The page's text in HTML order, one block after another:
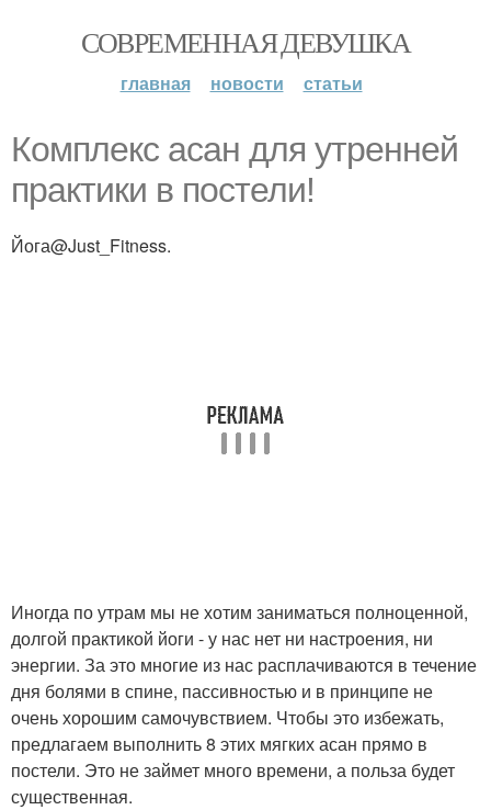
СОВРЕМЕННАЯ ДЕВУШКА
главная новости статьи
Комплекс асан для утренней
практики в постели!
Йога@Just_Fitness.
Иногда по утрам мы не хотим заниматься полноценной,
долгой практикой йоги - у нас нет ни настроения, ни
энергии. За это многие из нас расплачиваются в течение
дня болями в спине, пассивностью и в принципе не
очень хорошим самочувствием. Чтобы это избежать,
предлагаем выполнить 8 этих мягких асан прямо в
постели. Это не займет много времени, а польза будет
существенная.